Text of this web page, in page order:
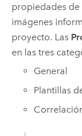
propiedades de
imágenes
proyecto. Las
en las tres
General
Plantillas